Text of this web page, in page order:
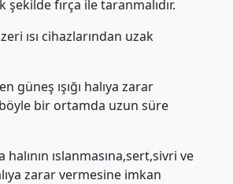
fırça ile taranmalıdır.
ısı cihazlarından uzak
güneş ışığı halıya zarar
bir ortamda uzun süre
halının ıslanmasına,sert,sivri ve
zarar vermesine imkan